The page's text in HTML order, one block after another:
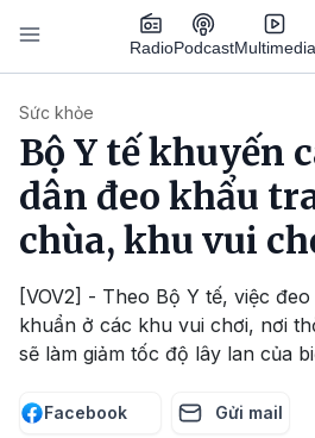
Nhảy đến nội dung
RadioPodcastMultimedia
Sức khỏe
Bộ Y tế khuyến
dân đeo khẩu
chùa, khu vui
[VOV2] - Theo Bộ Y tế, việc
khuẩn ở các khu vui chơi, nơi
sẽ làm giảm tốc độ lây lan của
Facebook Gửi mail